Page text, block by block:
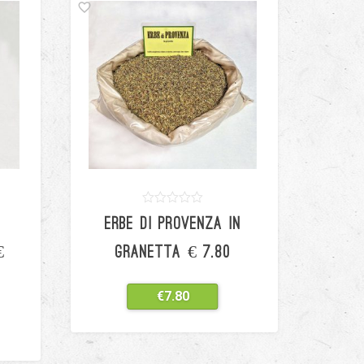
0
out
5
based
on
0
ratings
ERBE DI PROVENZA IN
GRANETTA € 7.80
€7.80